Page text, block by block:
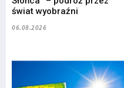
świat wyobraźni
06.08.2026